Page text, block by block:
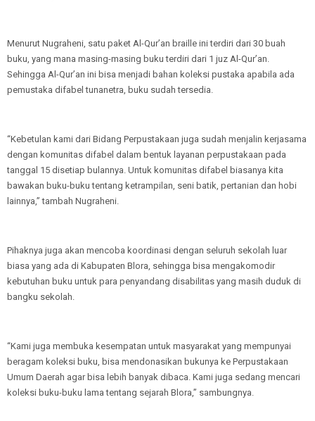
Menurut Nugraheni, satu paket Al-Qur’an braille ini terdiri dari 30 buah
buku, yang mana masing-masing buku terdiri dari 1 juz Al-Qur’an.
Sehingga Al-Qur’an ini bisa menjadi bahan koleksi pustaka apabila ada
pemustaka difabel tunanetra, buku sudah tersedia.
“Kebetulan kami dari Bidang Perpustakaan juga sudah menjalin kerjasama
dengan komunitas difabel dalam bentuk layanan perpustakaan pada
tanggal 15 disetiap bulannya. Untuk komunitas difabel biasanya kita
bawakan buku-buku tentang ketrampilan, seni batik, pertanian dan hobi
lainnya,” tambah Nugraheni.
Pihaknya juga akan mencoba koordinasi dengan seluruh sekolah luar
biasa yang ada di Kabupaten Blora, sehingga bisa mengakomodir
kebutuhan buku untuk para penyandang disabilitas yang masih duduk di
bangku sekolah.
“Kami juga membuka kesempatan untuk masyarakat yang mempunyai
beragam koleksi buku, bisa mendonasikan bukunya ke Perpustakaan
Umum Daerah agar bisa lebih banyak dibaca. Kami juga sedang mencari
koleksi buku-buku lama tentang sejarah Blora,” sambungnya.